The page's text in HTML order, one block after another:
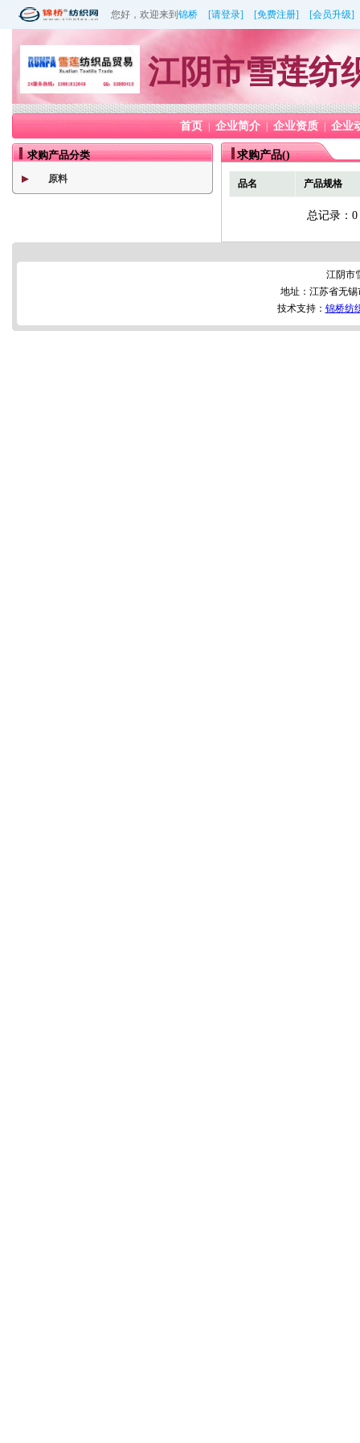
您好，欢迎来到 锦桥 [请登录] [免费注册] [会员升级]
江阴市雪莲纺
首页 企业简介 | 企业资质 企业
求购产品分类
原料
求购产品()
品名 产品规格
总记录
江阴市
地址：江苏省无
技术支持： 锦桥纺